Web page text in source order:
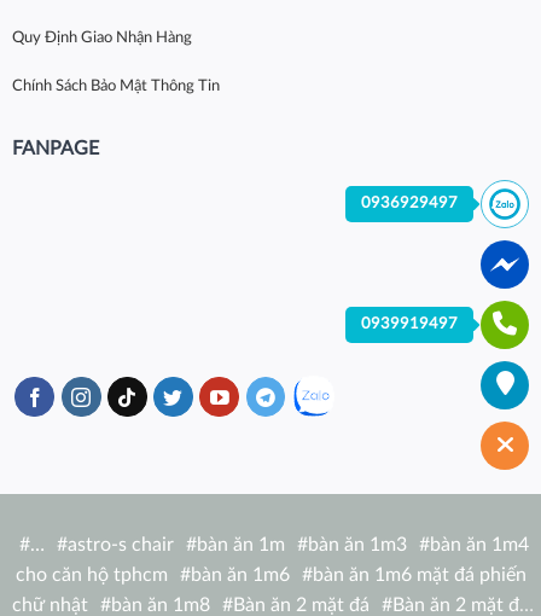
Quy Định Giao Nhận Hàng
Chính Sách Bảo Mật Thông Tin
FANPAGE
#… #astro-s chair #bàn ăn 1m #bàn ăn 1m3 #bàn ăn 1m4
cho căn hộ tphcm
#bàn ăn 1m6 #bàn ăn 1m6 mặt đá phiến
chữ nhật
#bàn ăn 1m8 #Bàn ăn 2 mặt đá #Bàn ăn 2 mặt đá
0936929497
0939919497